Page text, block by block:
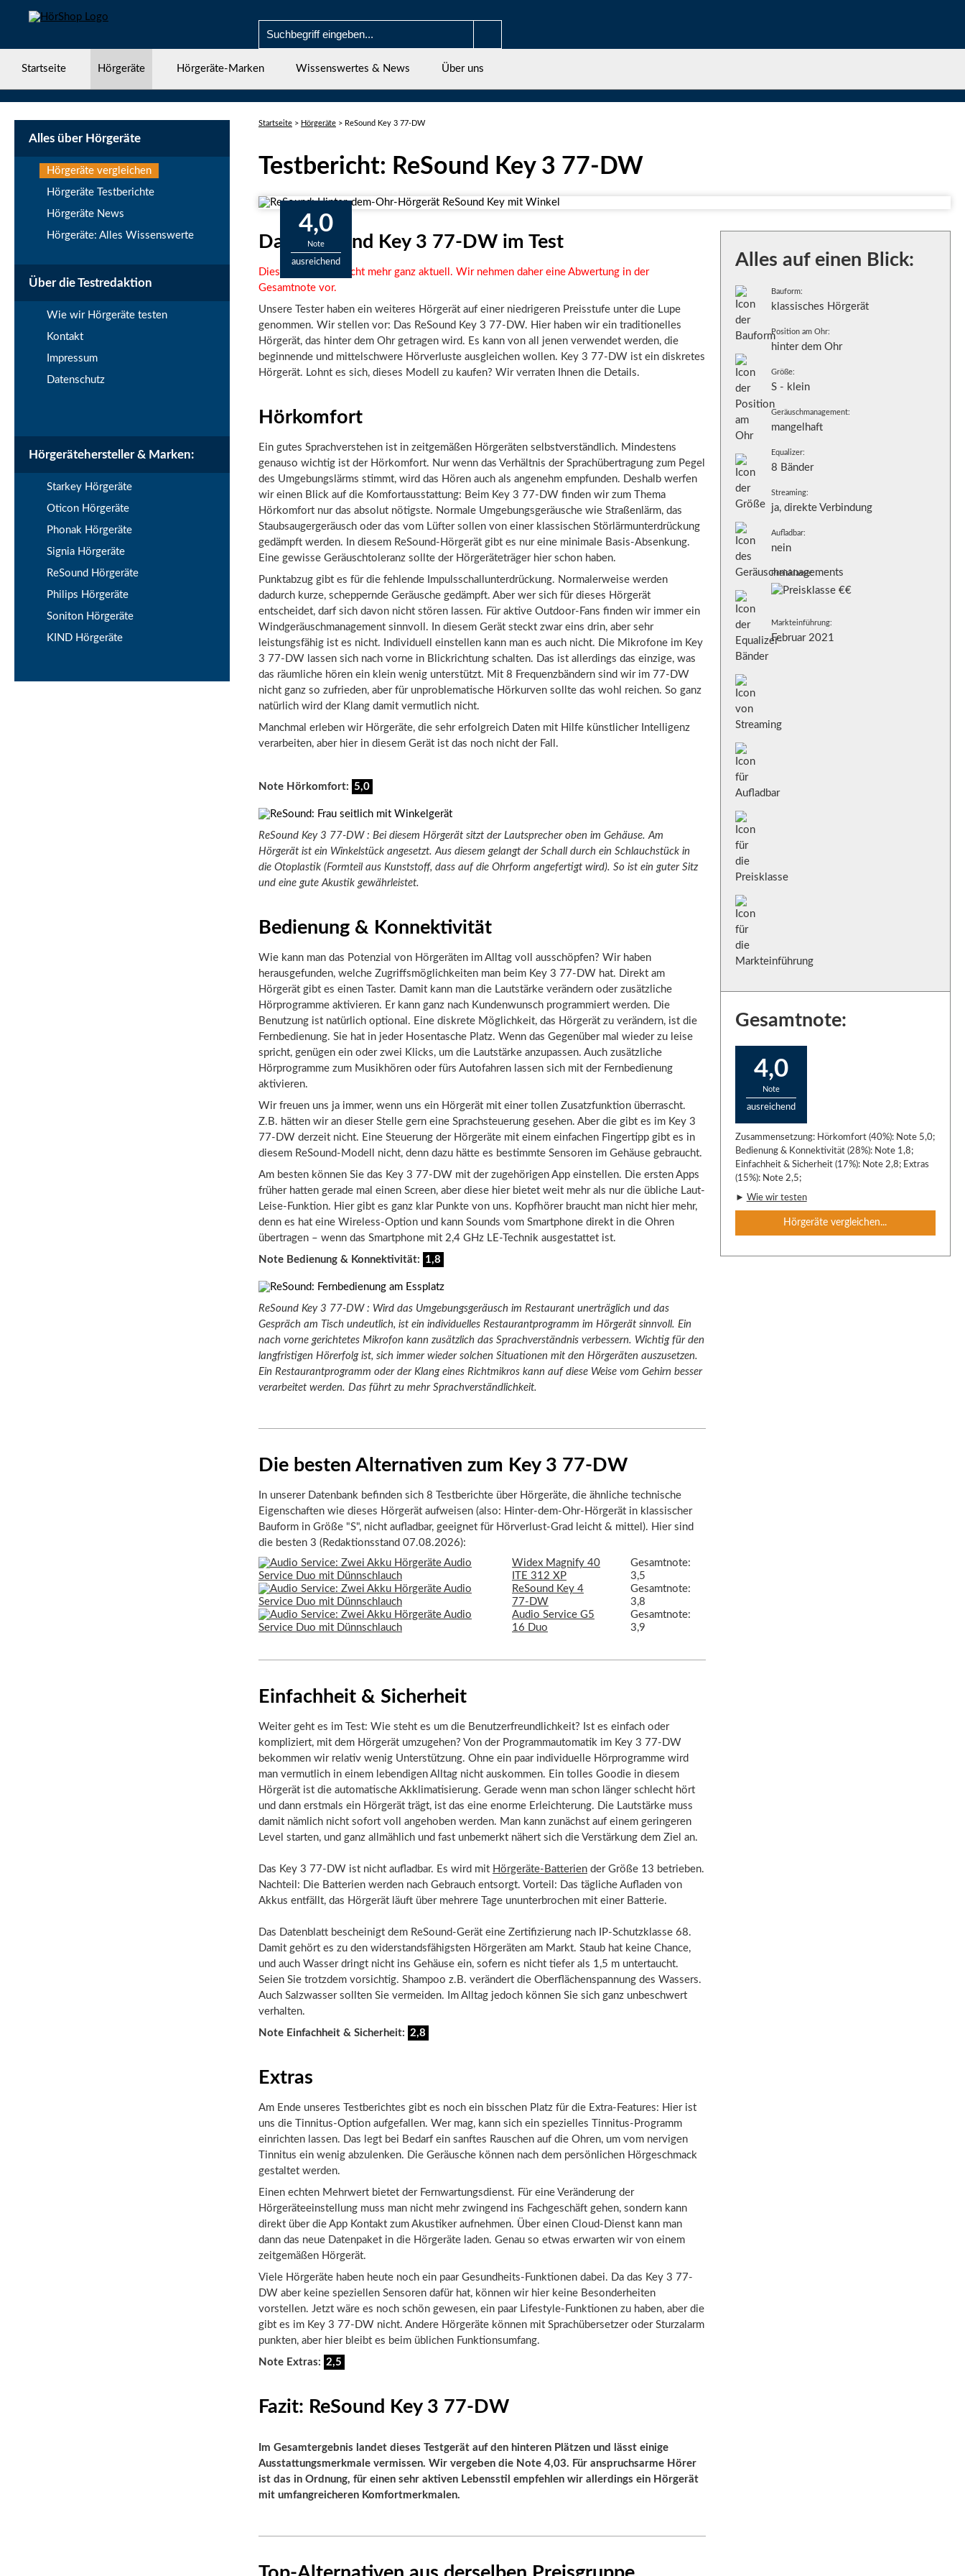
Startseite Hörgeräte Hörgeräte-Marken Wissenswertes & News Über uns
Startseite > Hörgeräte > ReSound Key 3 77-DW
Testbericht: ReSound Key 3 77-DW
4,0
Note
ausreichend
Das ReSound Key 3 77-DW im Test
Diese Technik ist nicht mehr ganz aktuell. Wir nehmen daher eine Abwertung in der
Gesamtnote vor.
Unsere Tester haben ein weiteres Hörgerät auf einer niedrigeren Preisstufe unter die Lupe
genommen. Wir stellen vor: Das ReSound Key 3 77-DW. Hier haben wir ein traditionelles
Hörgerät, das hinter dem Ohr getragen wird. Es kann von all jenen verwendet werden, die
beginnende und mittelschwere Hörverluste ausgleichen wollen. Key 3 77-DW ist ein diskretes
Hörgerät. Lohnt es sich, dieses Modell zu kaufen? Wir verraten Ihnen die Details.
Hörkomfort
Ein gutes Sprachverstehen ist in zeitgemäßen Hörgeräten selbstverständlich. Mindestens
genauso wichtig ist der Hörkomfort. Nur wenn das Verhältnis der Sprachübertragung zum Pegel
des Umgebungslärms stimmt, wird das Hören auch als angenehm empfunden. Deshalb werfen
wir einen Blick auf die Komfortausstattung: Beim Key 3 77-DW finden wir zum Thema
Hörkomfort nur das absolut nötigste. Normale Umgebungsgeräusche wie Straßenlärm, das
Staubsaugergeräusch oder das vom Lüfter sollen von einer klassischen Störlärmunterdrückung
gedämpft werden. In diesem ReSound-Hörgerät gibt es nur eine minimale Basis-Absenkung.
Eine gewisse Geräuschtoleranz sollte der Hörgeräteträger hier schon haben.
Punktabzug gibt es für die fehlende Impulsschallunterdrückung. Normalerweise werden
dadurch kurze, scheppernde Geräusche gedämpft. Aber wer sich für dieses Hörgerät
entscheidet, darf sich davon nicht stören lassen. Für aktive Outdoor-Fans finden wir immer ein
Windgeräuschmanagement sinnvoll. In diesem Gerät steckt zwar eins drin, aber sehr
leistungsfähig ist es nicht. Individuell einstellen kann man es auch nicht. Die Mikrofone im Key
3 77-DW lassen sich nach vorne in Blickrichtung schalten. Das ist allerdings das einzige, was
das räumliche hören ein klein wenig unterstützt. Mit 8 Frequenzbändern sind wir im 77-DW
nicht ganz so zufrieden, aber für unproblematische Hörkurven sollte das wohl reichen. So ganz
natürlich wird der Klang damit vermutlich nicht.
Manchmal erleben wir Hörgeräte, die sehr erfolgreich Daten mit Hilfe künstlicher Intelligenz
verarbeiten, aber hier in diesem Gerät ist das noch nicht der Fall.
Note Hörkomfort: 5,0
ReSound Key 3 77-DW : Bei diesem Hörgerät sitzt der Lautsprecher oben im Gehäuse. Am
Hörgerät ist ein Winkelstück angesetzt. Aus diesem gelangt der Schall durch ein Schlauchstück in
die Otoplastik (Formteil aus Kunststoff, dass auf die Ohrform angefertigt wird). So ist ein guter Sitz
und eine gute Akustik gewährleistet.
Bedienung & Konnektivität
Wie kann man das Potenzial von Hörgeräten im Alltag voll ausschöpfen? Wir haben
herausgefunden, welche Zugriffsmöglichkeiten man beim Key 3 77-DW hat. Direkt am
Hörgerät gibt es einen Taster. Damit kann man die Lautstärke verändern oder zusätzliche
Hörprogramme aktivieren. Er kann ganz nach Kundenwunsch programmiert werden. Die
Benutzung ist natürlich optional. Eine diskrete Möglichkeit, das Hörgerät zu verändern, ist die
Fernbedienung. Sie hat in jeder Hosentasche Platz. Wenn das Gegenüber mal wieder zu leise
spricht, genügen ein oder zwei Klicks, um die Lautstärke anzupassen. Auch zusätzliche
Hörprogramme zum Musikhören oder fürs Autofahren lassen sich mit der Fernbedienung
aktivieren.
Wir freuen uns ja immer, wenn uns ein Hörgerät mit einer tollen Zusatzfunktion überrascht.
Z.B. hätten wir an dieser Stelle gern eine Sprachsteuerung gesehen. Aber die gibt es im Key 3
77-DW derzeit nicht. Eine Steuerung der Hörgeräte mit einem einfachen Fingertipp gibt es in
diesem ReSound-Modell nicht, denn dazu hätte es bestimmte Sensoren im Gehäuse gebraucht.
Am besten können Sie das Key 3 77-DW mit der zugehörigen App einstellen. Die ersten Apps
früher hatten gerade mal einen Screen, aber diese hier bietet weit mehr als nur die übliche Laut-
Leise-Funktion. Hier gibt es ganz klar Punkte von uns. Kopfhörer braucht man nicht hier mehr,
denn es hat eine Wireless-Option und kann Sounds vom Smartphone direkt in die Ohren
übertragen – wenn das Smartphone mit 2,4 GHz LE-Technik ausgestattet ist.
Note Bedienung & Konnektivität: 1,8
ReSound Key 3 77-DW : Wird das Umgebungsgeräusch im Restaurant unerträglich und das
Gespräch am Tisch undeutlich, ist ein individuelles Restaurantprogramm im Hörgerät sinnvoll. Ein
nach vorne gerichtetes Mikrofon kann zusätzlich das Sprachverständnis verbessern. Wichtig für den
langfristigen Hörerfolg ist, sich immer wieder solchen Situationen mit den Hörgeräten auszusetzen.
Ein Restaurantprogramm oder der Klang eines Richtmikros kann auf diese Weise vom Gehirn besser
verarbeitet werden. Das führt zu mehr Sprachverständlichkeit.
Die besten Alternativen zum Key 3 77-DW
In unserer Datenbank befinden sich 8 Testberichte über Hörgeräte, die ähnliche technische
Eigenschaften wie dieses Hörgerät aufweisen (also: Hinter-dem-Ohr-Hörgerät in klassischer
Bauform in Größe "S", nicht aufladbar, geeignet für Hörverlust-Grad leicht & mittel). Hier sind
die besten 3 (Redaktionsstand 07.08.2026):
Widex Magnify 40
ITE 312 XP
Gesamtnote:
3,5
ReSound Key 4
77-DW
Gesamtnote:
3,8
Audio Service G5
16 Duo
Gesamtnote:
3,9
Einfachheit & Sicherheit
Weiter geht es im Test: Wie steht es um die Benutzerfreundlichkeit? Ist es einfach oder
kompliziert, mit dem Hörgerät umzugehen? Von der Programmautomatik im Key 3 77-DW
bekommen wir relativ wenig Unterstützung. Ohne ein paar individuelle Hörprogramme wird
man vermutlich in einem lebendigen Alltag nicht auskommen. Ein tolles Goodie in diesem
Hörgerät ist die automatische Akklimatisierung. Gerade wenn man schon länger schlecht hört
und dann erstmals ein Hörgerät trägt, ist das eine enorme Erleichterung. Die Lautstärke muss
damit nämlich nicht sofort voll angehoben werden. Man kann zunächst auf einem geringeren
Level starten, und ganz allmählich und fast unbemerkt nähert sich die Verstärkung dem Ziel an.
Das Key 3 77-DW ist nicht aufladbar. Es wird mit Hörgeräte-Batterien der Größe 13 betrieben.
Nachteil: Die Batterien werden nach Gebrauch entsorgt. Vorteil: Das tägliche Aufladen von
Akkus entfällt, das Hörgerät läuft über mehrere Tage ununterbrochen mit einer Batterie.
Das Datenblatt bescheinigt dem ReSound-Gerät eine Zertifizierung nach IP-Schutzklasse 68.
Damit gehört es zu den widerstandsfähigsten Hörgeräten am Markt. Staub hat keine Chance,
und auch Wasser dringt nicht ins Gehäuse ein, sofern es nicht tiefer als 1,5 m untertaucht.
Seien Sie trotzdem vorsichtig. Shampoo z.B. verändert die Oberflächenspannung des Wassers.
Auch Salzwasser sollten Sie vermeiden. Im Alltag jedoch können Sie sich ganz unbeschwert
verhalten.
Note Einfachheit & Sicherheit: 2,8
Extras
Am Ende unseres Testberichtes gibt es noch ein bisschen Platz für die Extra-Features: Hier ist
uns die Tinnitus-Option aufgefallen. Wer mag, kann sich ein spezielles Tinnitus-Programm
einrichten lassen. Das legt bei Bedarf ein sanftes Rauschen auf die Ohren, um vom nervigen
Tinnitus ein wenig abzulenken. Die Geräusche können nach dem persönlichen Hörgeschmack
gestaltet werden.
Einen echten Mehrwert bietet der Fernwartungsdienst. Für eine Veränderung der
Hörgeräteeinstellung muss man nicht mehr zwingend ins Fachgeschäft gehen, sondern kann
direkt über die App Kontakt zum Akustiker aufnehmen. Über einen Cloud-Dienst kann man
dann das neue Datenpaket in die Hörgeräte laden. Genau so etwas erwarten wir von einem
zeitgemäßen Hörgerät.
Viele Hörgeräte haben heute noch ein paar Gesundheits-Funktionen dabei. Da das Key 3 77-
DW aber keine speziellen Sensoren dafür hat, können wir hier keine Besonderheiten
vorstellen. Jetzt wäre es noch schön gewesen, ein paar Lifestyle-Funktionen zu haben, aber die
gibt es im Key 3 77-DW nicht. Andere Hörgeräte können mit Sprachübersetzer oder Sturzalarm
punkten, aber hier bleibt es beim üblichen Funktionsumfang.
Note Extras: 2,5
Fazit: ReSound Key 3 77-DW
Im Gesamtergebnis landet dieses Testgerät auf den hinteren Plätzen und lässt einige
Ausstattungsmerkmale vermissen. Wir vergeben die Note 4,03. Für anspruchsarme Hörer
ist das in Ordnung, für einen sehr aktiven Lebensstil empfehlen wir allerdings ein Hörgerät
mit umfangreicheren Komfortmerkmalen.
Alles auf einen Blick:
Bauform:
klassisches Hörgerät
Position am Ohr:
hinter dem Ohr
Größe:
S - klein
Geräuschmanagement:
mangelhaft
Equalizer:
8 Bänder
Streaming:
ja, direkte Verbindung
Aufladbar:
nein
Preisklasse:
Markteinführung:
Februar 2021
Gesamtnote:
4,0
Note
ausreichend
Zusammensetzung: Hörkomfort (40%): Note 5,0;
Bedienung & Konnektivität (28%): Note 1,8;
Einfachheit & Sicherheit (17%): Note 2,8; Extras
(15%): Note 2,5;
► Wie wir testen
Hörgeräte vergleichen...
Alles über Hörgeräte
Hörgeräte vergleichen
Hörgeräte Testberichte
Hörgeräte News
Hörgeräte: Alles Wissenswerte
Über die Testredaktion
Wie wir Hörgeräte testen
Kontakt
Impressum
Datenschutz
Hörgerätehersteller & Marken:
Starkey Hörgeräte
Oticon Hörgeräte
Phonak Hörgeräte
Signia Hörgeräte
ReSound Hörgeräte
Philips Hörgeräte
Soniton Hörgeräte
KIND Hörgeräte